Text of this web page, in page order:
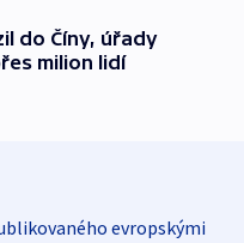
do Číny, úřady
milion lidí
evropskými